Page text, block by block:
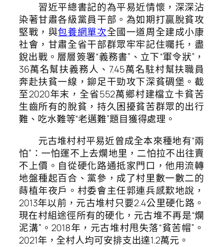
習近平總書記的為平易近情懷，深深沾
染著甘肅各級黨員干部。為如期打贏脫貧攻
堅戰，與包養網單次全國一道周全建成小康
社會，甘肅全省干部群眾牢牢記住囑托，盡
銳出戰。層層簽署“義務書”、立下“軍令狀”，
36萬名幫扶義務人、7.45萬名駐村幫扶職員
奔赴扶貧一線，鉚足干勁攻下深貧碉堡。截
至2020年末，全省552萬鄉村建檔立卡貧苦
生齒所有的脫貧，持久困擾貧苦群眾的出行
難、吃水難等“老邁難”題目獲得處理。
元古堆村村平易近曾成全本來種地有“兩
怕”：一怕運不上去爛地里，二怕拉不出往賣
不上價。自從硬化路通抵家門口，他用流轉
地盤種起百合、黨參，成了村里數一數二的
蒔植年夜戶。村委會主任郭連兵感歎地說，
2013年以前，元古堆村只要2.4公里硬化路。
現在村組途徑所有的硬化，元古堆不再是“爛
泥溝”。2018年，元古堆村甩失落“貧苦帽”。
2021年，全村人均可安排支出達1.2萬元。